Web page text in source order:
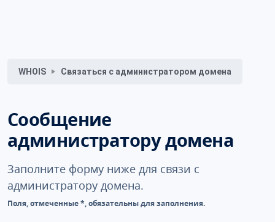
WHOIS Связаться с администратором домена
Сообщение
администратору домена
Заполните форму ниже для связи с
администратору домена.
Поля, отмеченные *, обязательны для заполнения.